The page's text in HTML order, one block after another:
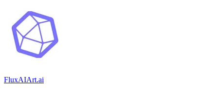
FluxAIArt.ai